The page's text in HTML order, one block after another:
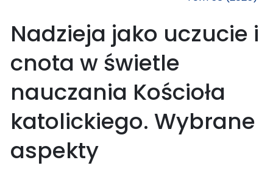
Nadzieja jako uczucie i
cnota w świetle
nauczania Kościoła
katolickiego. Wybrane
aspekty